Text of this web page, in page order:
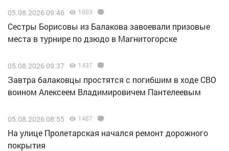
05.08.2026 09:46 1603
Сестры Борисовы из Балакова завоевали призовые
места в турнире по дзюдо в Магнитогорске
05.08.2026 09:37 1437
Завтра балаковцы простятся с погибшим в ходе СВО
воином Алексеем Владимировичем Пантелеевым
05.08.2026 08:55 1487
На улице Пролетарская начался ремонт дорожного
покрытия